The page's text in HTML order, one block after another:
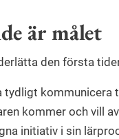
är målet
den första
tydligt kommunicera
kommer och vill
initiativ i sin